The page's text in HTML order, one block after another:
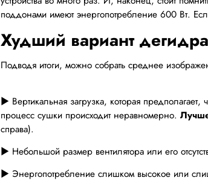
поддонами имеют энергопотребление 600 Вт.
Худший вариант
Подводя итоги, можно собрать среднее
► Вертикальная загрузка, которая
процесс сушки происходит неравномерно.
справа).
► Небольшой размер вентилятора или его
► Энергопотребление слишком высокое или